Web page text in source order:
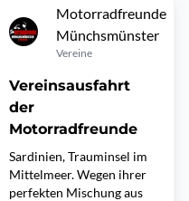
Motorradfreunde
Münchsmünster
Vereine
Vereinsausfahrt
der
Motorradfreunde
Sardinien, Trauminsel im
Mittelmeer. Wegen ihrer
perfekten Mischung aus